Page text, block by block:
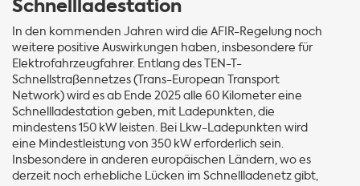
Schnellladestation
In den kommenden Jahren wird die AFIR-Regelung noch
weitere positive Auswirkungen haben, insbesondere für
Elektrofahrzeugfahrer. Entlang des TEN-T-
Schnellstraßennetzes (Trans-European Transport
Network) wird es ab Ende 2025 alle 60 Kilometer eine
Schnellladestation geben, mit Ladepunkten, die
mindestens 150 kW leisten. Bei Lkw-Ladepunkten wird
eine Mindestleistung von 350 kW erforderlich sein.
Insbesondere in anderen europäischen Ländern, wo es
derzeit noch erhebliche Lücken im Schnellladenetz gibt,